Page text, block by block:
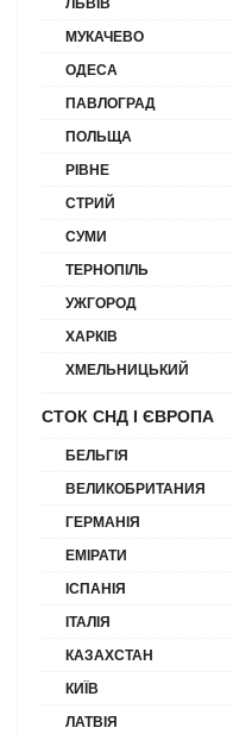
МУКАЧЕВО
ОДЕСА
ПАВЛОГРАД
ПОЛЬЩА
РІВНЕ
СТРИЙ
СУМИ
ТЕРНОПІЛЬ
УЖГОРОД
ХАРКІВ
ХМЕЛЬНИЦЬКИЙ
СТОК СНД І ЄВРОПА
БЕЛЬГІЯ
ВЕЛИКОБРИТАНИЯ
ГЕРМАНІЯ
ЕМІРАТИ
ІСПАНІЯ
ІТАЛІЯ
КАЗАХСТАН
КИЇВ
ЛАТВІЯ